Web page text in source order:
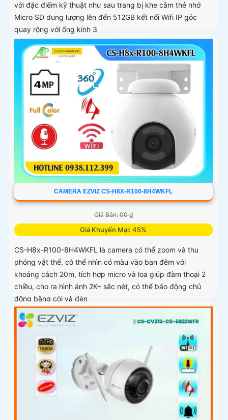
với đặc điểm kỹ thuật như sau trang bị khe cắm thẻ nhớ
Micro SD dung lượng lên đến 512GB kết nối Wifi IP góc
quay rộng với ống kính 3
CAMERA EZVIZ CS-H8X-R100-8H4WKFL
Giá Bán: 00 ₫
Giá Khuyến Mại: 45%
CS-H8x-R100-8H4WKFL là camera có thể zoom và thu
phóng vật thể, có thể nhìn có màu vào ban đêm với
khoảng cách 20m, tích hợp micro và loa giúp đàm thoại 2
chiều, cho ra hình ảnh 2K+ sắc nét, có thể báo động chủ
động bằng còi và đèn